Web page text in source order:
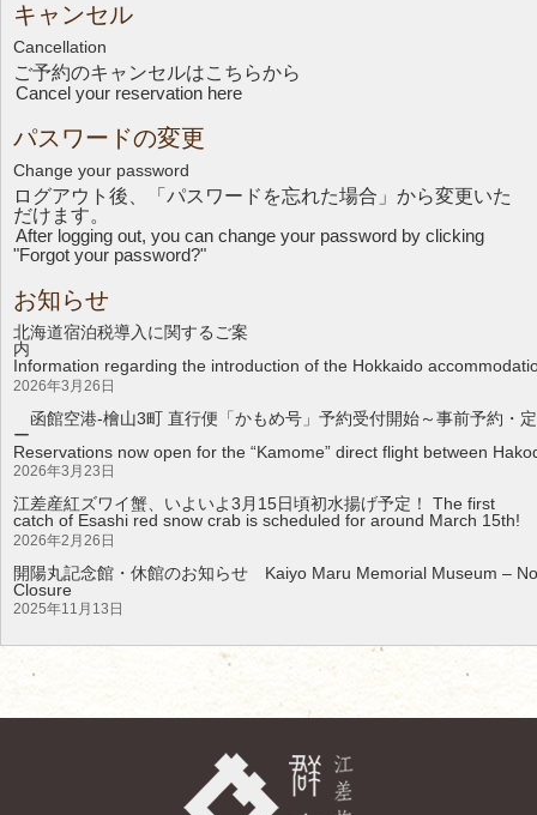
キャンセル
Cancellation
ご予約のキャンセルはこちらから
Cancel your reservation here
パスワードの変更
Change your password
ログアウト後、「パスワードを忘れた場合」から変更いた
だけます。
After logging out, you can change your password by clicking
"Forgot your password?"
お知らせ
北海道宿泊税導入に関するご案
Information regarding the introduction of the Hokkaido
2026年3月26日
函館空港-檜山3町 直行便「かもめ号」予約受付開始～事前予約・
Reservations now open for the “Kamome” direct flight between
2026年3月23日
江差産紅ズワイ蟹、いよいよ3月15日頃初水揚げ予定！ The first
catch of Esashi red snow crab is scheduled for around March 15th!
2026年2月26日
開陽丸記念館・休館のお知らせ Kaiyo Maru Memorial Museum –
2025年11月13日